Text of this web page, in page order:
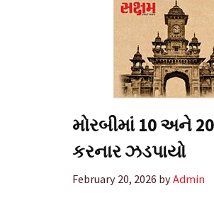
મોરબીમાં 10 અને
કરનાર ઝડપાયો
February 20, 2026 byAdmin